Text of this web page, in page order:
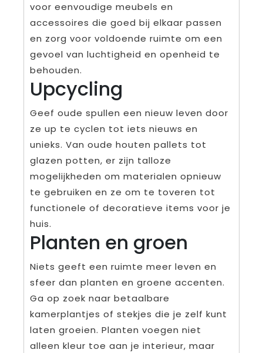
voor eenvoudige meubels en
accessoires die goed bij elkaar passen
en zorg voor voldoende ruimte om een
gevoel van luchtigheid en openheid te
behouden.
Upcycling
Geef oude spullen een nieuw leven door
ze up te cyclen tot iets nieuws en
unieks. Van oude houten pallets tot
glazen potten, er zijn talloze
mogelijkheden om materialen opnieuw
te gebruiken en ze om te toveren tot
functionele of decoratieve items voor je
huis.
Planten en groen
Niets geeft een ruimte meer leven en
sfeer dan planten en groene accenten.
Ga op zoek naar betaalbare
kamerplantjes of stekjes die je zelf kunt
laten groeien. Planten voegen niet
alleen kleur toe aan je interieur, maar